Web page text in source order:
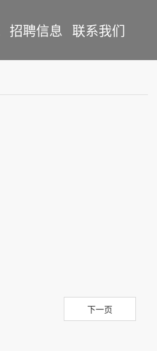
招聘信息 联系我们
下一页